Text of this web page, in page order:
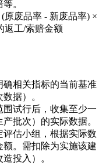
。
原废品率 - 新废品率) ×
返工/索赔金额
确相关指标的当前基准
据）。
围试行后，收集至少一
批次）的实际数据。
评估小组，根据实际数
。需扣除为实施该建
投入）。